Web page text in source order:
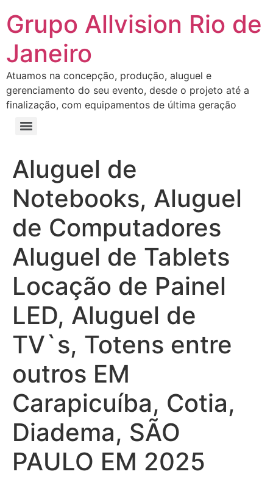
Grupo Allvision Rio de
Janeiro
Atuamos na concepção, produção, aluguel e
gerenciamento do seu evento, desde o projeto até a
finalização, com equipamentos de última geração
Aluguel de
Notebooks, Aluguel
de Computadores
Aluguel de Tablets
Locação de Painel
LED, Aluguel de
TV`s, Totens entre
outros EM
Carapicuíba, Cotia,
Diadema, SÃO
PAULO EM 2025